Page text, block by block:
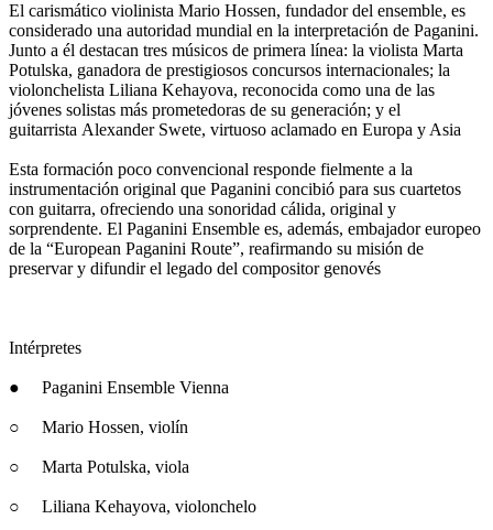
El carismático violinista Mario Hossen, fundador del ensemble, es
considerado una autoridad mundial en la interpretación de Paganini.
Junto a él destacan tres músicos de primera línea: la violista Marta
Potulska, ganadora de prestigiosos concursos internacionales; la
violonchelista Liliana Kehayova, reconocida como una de las
jóvenes solistas más prometedoras de su generación; y el
guitarrista Alexander Swete, virtuoso aclamado en Europa y Asia
Esta formación poco convencional responde fielmente a la
instrumentación original que Paganini concibió para sus cuartetos
con guitarra, ofreciendo una sonoridad cálida, original y
sorprendente. El Paganini Ensemble es, además, embajador europeo
de la “European Paganini Route”, reafirmando su misión de
preservar y difundir el legado del compositor genovés
Intérpretes
● Paganini Ensemble Vienna
○ Mario Hossen, violín
○ Marta Potulska, viola
○ Liliana Kehayova, violonchelo